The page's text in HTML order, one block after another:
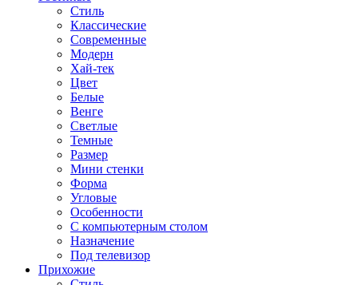
Стиль
Классические
Современные
Модерн
Хай-тек
Цвет
Белые
Венге
Светлые
Темные
Размер
Мини стенки
Форма
Угловые
Особенности
С компьютерным столом
Назначение
Под телевизор
Прихожие